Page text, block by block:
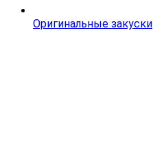
Оригинальные закуски